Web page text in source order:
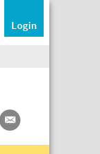
Login